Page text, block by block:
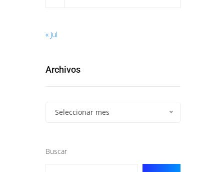
« Jul
Archivos
Seleccionar mes
Buscar